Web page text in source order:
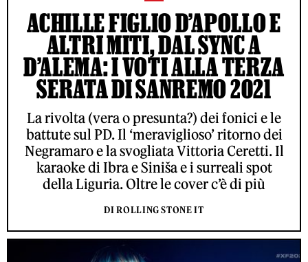
ACHILLE FIGLIO D’APOLLO E
ALTRI MITI, DAL SYNC A
D’ALEMA: I VOTI ALLA TERZA
SERATA DI SANREMO 2021
La rivolta (vera o presunta?) dei fonici e le
battute sul PD. Il ‘meraviglioso’ ritorno dei
Negramaro e la svogliata Vittoria Ceretti. Il
karaoke di Ibra e Siniša e i surreali spot
della Liguria. Oltre le cover c’è di più
DI ROLLING STONE IT